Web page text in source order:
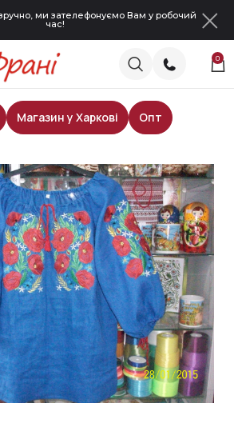
ми зателефонуємо Вам у робочий
час!
0
Магазин у Харкові
Опт